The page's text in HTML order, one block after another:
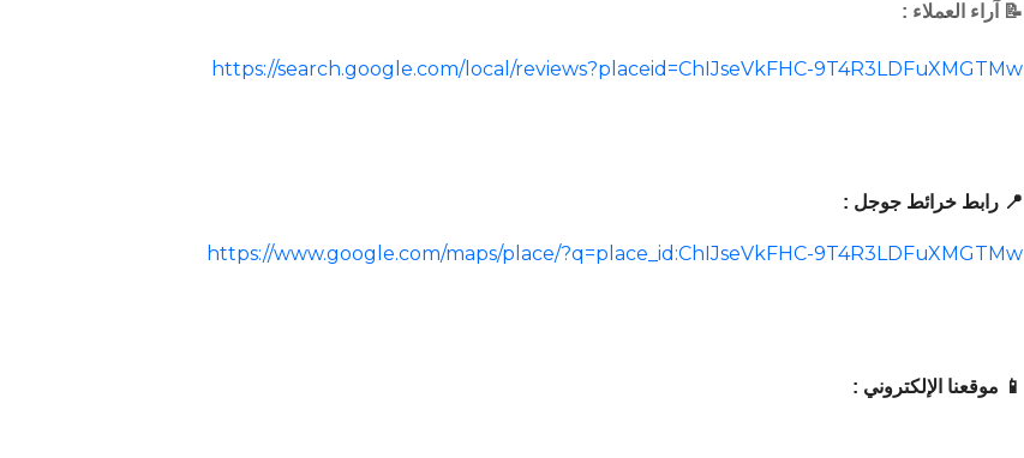
📝 آراء العملاء :
https://search.google.com/local/reviews?placeid=ChIJseVkFHC-9T4R3LDFuXMGTMw
📍 رابط خرائط جوجل :
https://www.google.com/maps/place/?q=place_id:ChIJseVkFHC-9T4R3LDFuXMGTMw
📱 موقعنا الإلكتروني :